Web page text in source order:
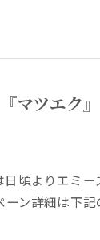
マツエク
頃よりエミ
ン詳細は下